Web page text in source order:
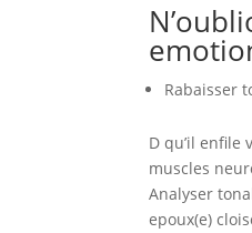
Rabaisser
D qu’il enfile
muscles
Analyser
epoux(e)